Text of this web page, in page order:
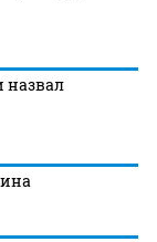
назвал